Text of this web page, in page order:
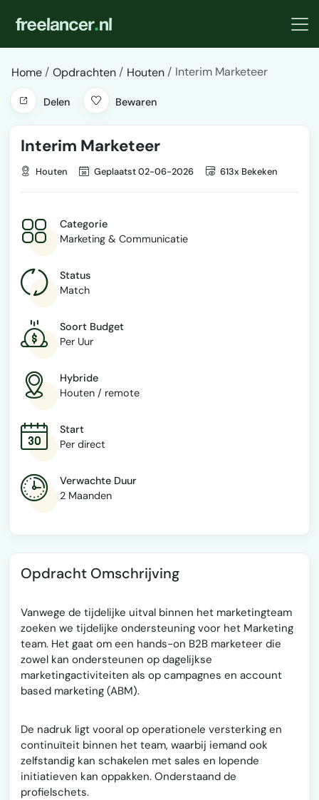
Home Opdrachten Houten Interim Marketeer
Delen Bewaren
Interim Marketeer
Houten Geplaatst 02-06-2026 613x Bekeken
Categorie
Marketing & Communicatie
Status
Match
Soort Budget
Per Uur
Hybride
Houten / remote
Start
Per direct
Verwachte Duur
2 Maanden
Opdracht Omschrijving
Vanwege de tijdelijke uitval binnen het marketingteam
zoeken we tijdelijke ondersteuning voor het Marketing
team. Het gaat om een hands-on B2B marketeer die
zowel kan ondersteunen op dagelijkse
marketingactiviteiten als op campagnes en account
based marketing (ABM).
De nadruk ligt vooral op operationele versterking en
continuïteit binnen het team, waarbij iemand ook
zelfstandig kan schakelen met sales en lopende
initiatieven kan oppakken. Onderstaand de
profielschets.